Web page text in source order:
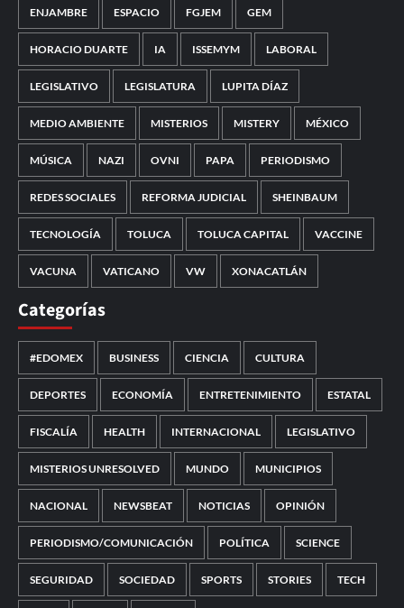
ENJAMBRE ESPACIO FGJEM GEM
HORACIO DUARTE IA ISSEMYM LABORAL
LEGISLATIVO LEGISLATURA LUPITA DÍAZ
MEDIO AMBIENTE MISTERIOS MISTERY MÉXICO
MÚSICA NAZI OVNI PAPA PERIODISMO
REDES SOCIALES REFORMA JUDICIAL SHEINBAUM
TECNOLOGÍA TOLUCA TOLUCA CAPITAL VACCINE
VACUNA VATICANO VW XONACATLÁN
Categorías
#EDOMEX BUSINESS CIENCIA CULTURA
DEPORTES ECONOMÍA ENTRETENIMIENTO ESTATAL
FISCALÍA HEALTH INTERNACIONAL LEGISLATIVO
MISTERIOS UNRESOLVED MUNDO MUNICIPIOS
NACIONAL NEWSBEAT NOTICIAS OPINIÓN
PERIODISMO/COMUNICACIÓN POLÍTICA SCIENCE
SEGURIDAD SOCIEDAD SPORTS STORIES TECH